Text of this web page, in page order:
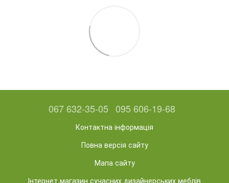
067 632-35-05 095 606-19-68
Контактна інформація
Повна версія сайту
Мапа сайту
Інтернет магазин сучасних дизайнерських меблів